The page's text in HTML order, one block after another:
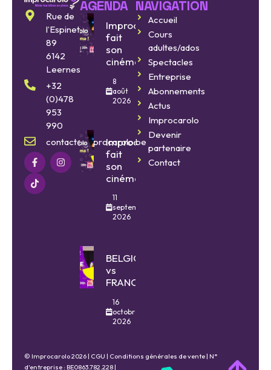
Rue de
l’Espinette
89
6142
Leernes
+32
(0)478
953
990
contact@improcarolo.be
AGENDA
Improcarolo
fait
son
cinéma
8
août
2026
Improcarolo
fait
son
cinéma
11
septembre
2026
BELGIQUE
vs
FRANCE
16
octobre
2026
NAVIGATION
Accueil
Cours
adultes/ados
Spectacles
Entreprise
Abonnements
Actus
Improcarolo
Devenir
partenaire
Contact
© Improcarolo 2026 | CGU | Conditions générales de vente | N°
d'entreprise : BE0863.782.228 |